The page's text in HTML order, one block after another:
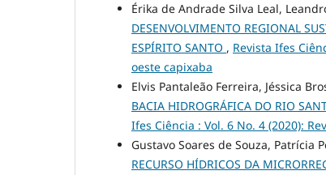
Érika de Andrade Silva Leal,
DESENVOLVIMENTO REGIONAL
ESPÍRITO SANTO , Revista Ifes
oeste capixaba
Elvis Pantaleão Ferreira, Jéssica
BACIA HIDROGRÁFICA DO RIO
Ifes Ciência : Vol. 6 No. 4 (2020):
Gustavo Soares de Souza, Patrícia
RECURSO HÍDRICOS DA